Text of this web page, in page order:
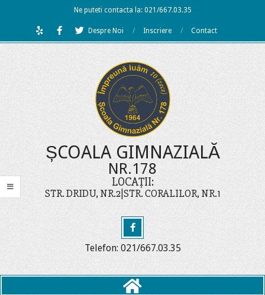
Ne puteti contacta la: 021/667.03.35
Despre Noi Inscriere Contact
ȘCOALA GIMNAZIALĂ
NR.178
LOCAȚII:
STR. DRIDU, NR.2|STR. CORALILOR, NR.1
Telefon: 021/667.03.35